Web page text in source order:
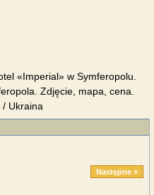
«Imperial» w Symferopolu.
Zdjęcie, mapa, cena.
/ Ukraina
Następne »